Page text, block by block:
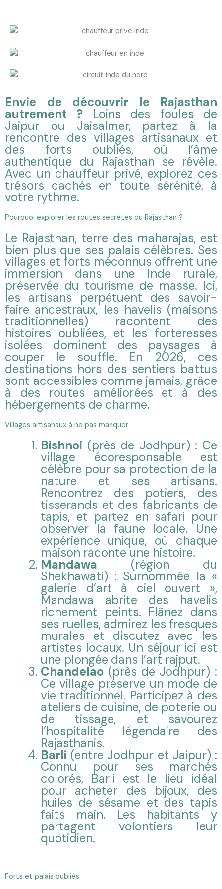
Envie de découvrir le Rajasthan
autrement ? Loins des foules de
Jaipur ou Jaisalmer, partez à la
rencontre des villages artisanaux et
des forts oubliés, où l’âme
authentique du Rajasthan se révèle.
Avec un chauffeur privé, explorez ces
trésors cachés en toute sérénité, à
votre rythme.
Pourquoi explorer les routes secrètes du Rajasthan ?
Le Rajasthan, terre des maharajas, est
bien plus que ses palais célèbres. Ses
villages et forts méconnus offrent une
immersion dans une Inde rurale,
préservée du tourisme de masse. Ici,
les artisans perpétuent des savoir-
faire ancestraux, les havelis (maisons
traditionnelles) racontent des
histoires oubliées, et les forteresses
isolées dominent des paysages à
couper le souffle. En 2026, ces
destinations hors des sentiers battus
sont accessibles comme jamais, grâce
à des routes améliorées et à des
hébergements de charme.
Villages artisanaux à ne pas manquer
Bishnoi (près de Jodhpur) : Ce
village écoresponsable est
célèbre pour sa protection de la
nature et ses artisans.
Rencontrez des potiers, des
tisserands et des fabricants de
tapis, et partez en safari pour
observer la faune locale. Une
expérience unique, où chaque
maison raconte une histoire.
Mandawa (région du
Shekhawati) : Surnommée la «
galerie d’art à ciel ouvert »,
Mandawa abrite des havelis
richement peints. Flânez dans
ses ruelles, admirez les fresques
murales et discutez avec les
artistes locaux. Un séjour ici est
une plongée dans l’art rajput.
Chandelao (près de Jodhpur) :
Ce village préserve un mode de
vie traditionnel. Participez à des
ateliers de cuisine, de poterie ou
de tissage, et savourez
l’hospitalité légendaire des
Rajasthanis.
Barli (entre Jodhpur et Jaipur) :
Connu pour ses marchés
colorés, Barli est le lieu idéal
pour acheter des bijoux, des
huiles de sésame et des tapis
faits main. Les habitants y
partagent volontiers leur
quotidien.
Forts et palais oubliés